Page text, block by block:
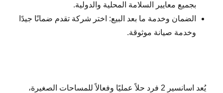
بجميع معايير السلامة المحلية والدولية.
الضمان وخدمة ما بعد البيع: اختر شركة تقدم ضمانًا جيدًا
وخدمة صيانة موثوقة.
يُعد اسانسير 2 فرد حلاً عمليًا وفعالاً للمساحات الصغيرة،